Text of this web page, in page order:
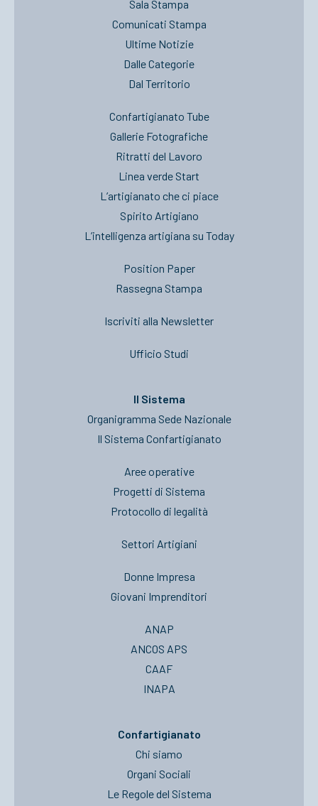
Sala Stampa
Comunicati Stampa
Ultime Notizie
Dalle Categorie
Dal Territorio
Confartigianato Tube
Gallerie Fotografiche
Ritratti del Lavoro
Linea verde Start
L’artigianato che ci piace
Spirito Artigiano
L’intelligenza artigiana su Today
Position Paper
Rassegna Stampa
Iscriviti alla Newsletter
Ufficio Studi
Il Sistema
Organigramma Sede Nazionale
Il Sistema Confartigianato
Aree operative
Progetti di Sistema
Protocollo di legalità
Settori Artigiani
Donne Impresa
Giovani Imprenditori
ANAP
ANCOS APS
CAAF
INAPA
Confartigianato
Chi siamo
Organi Sociali
Le Regole del Sistema